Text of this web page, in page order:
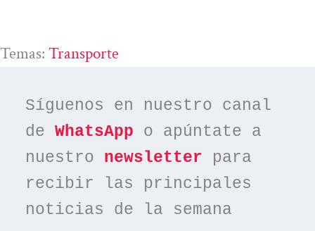
Temas: Transporte
Síguenos en nuestro canal
de WhatsApp o apúntate a
nuestro newsletter para
recibir las principales
noticias de la semana